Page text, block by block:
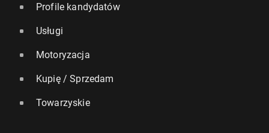
Profile kandydatów
Usługi
Motoryzacja
Kupię / Sprzedam
Towarzyskie